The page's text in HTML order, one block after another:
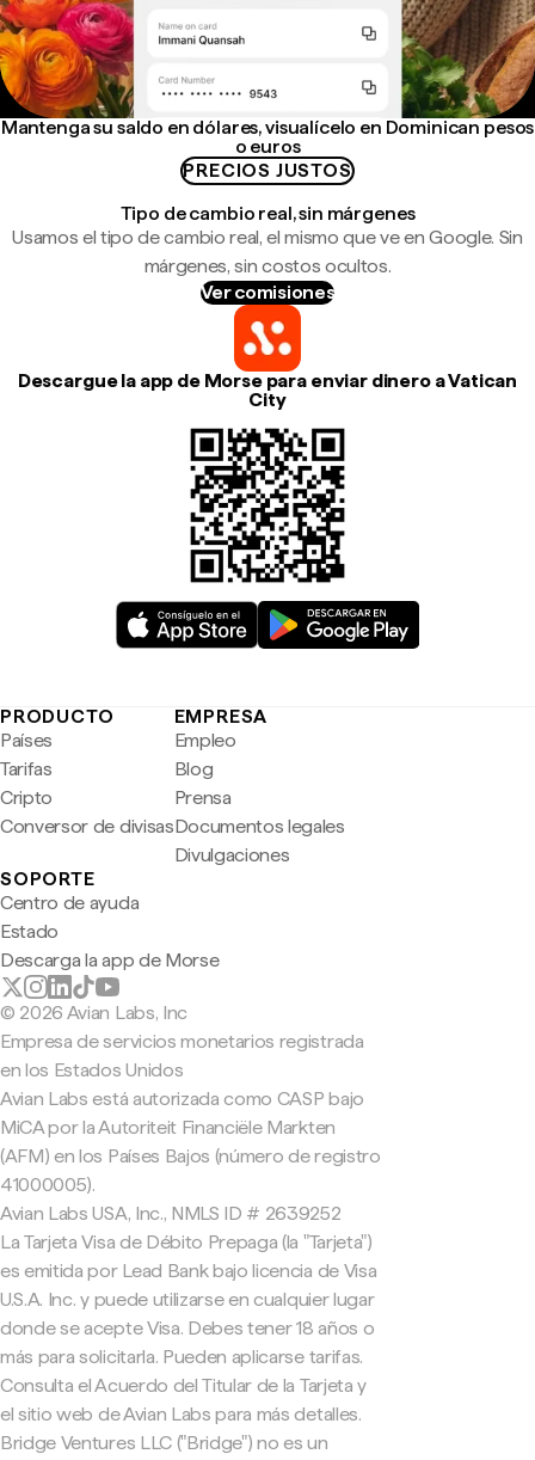
Mantenga su saldo en dólares, visualícelo en Dominican pesos
o euros
PRECIOS JUSTOS
Tipo de cambio real, sin márgenes
Usamos el tipo de cambio real, el mismo que ve en Google. Sin
márgenes, sin costos ocultos.
Ver comisiones
Descargue la app de Morse para enviar dinero a Vatican
City
PRODUCTO
Países
Tarifas
Cripto
Conversor de divisas
EMPRESA
Empleo
Blog
Prensa
Documentos legales
Divulgaciones
SOPORTE
Centro de ayuda
Estado
Descarga la app de Morse
© 2026 Avian Labs, Inc
Empresa de servicios monetarios registrada
en los Estados Unidos
Avian Labs está autorizada como CASP bajo
MiCA por la Autoriteit Financiële Markten
(AFM) en los Países Bajos (número de registro
41000005).
Avian Labs USA, Inc., NMLS ID # 2639252
La Tarjeta Visa de Débito Prepaga (la "Tarjeta")
es emitida por Lead Bank bajo licencia de Visa
U.S.A. Inc. y puede utilizarse en cualquier lugar
donde se acepte Visa. Debes tener 18 años o
más para solicitarla. Pueden aplicarse tarifas.
Consulta el Acuerdo del Titular de la Tarjeta y
el sitio web de Avian Labs para más detalles.
Bridge Ventures LLC ("Bridge") no es un